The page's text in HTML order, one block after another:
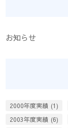
お知らせ
2000年度実績 (1)
2003年度実績 (6)